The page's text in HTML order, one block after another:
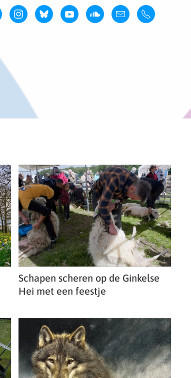
Schapen scheren op de Ginkelse
Hei met een feestje